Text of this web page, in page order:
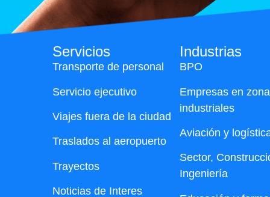
Servicios
Transporte de personal
Servicio ejecutivo
Viajes fuera de la ciudad
Traslados al aeropuerto
Trayectos
Noticias de Interes
Industrias
BPO
Empresas en
industriales
Aviación y
Sector,
Ingeniería